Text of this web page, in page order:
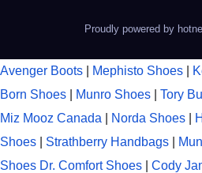
Proudly powered by
Avenger Boots Mephisto Shoes
Born Shoes
Munro Shoes Tory
Miz Mooz Canada
Norda Shoes
Shoes
Strathberry Handbags
Shoes Dr. Comfort Shoes Cody